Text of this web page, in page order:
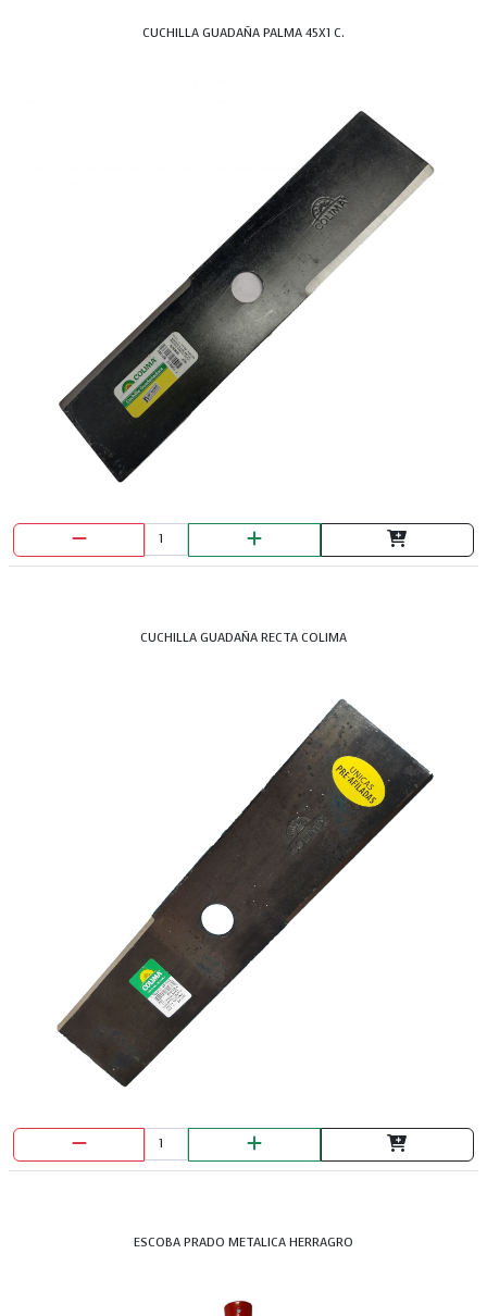
CUCHILLA GUADAÑA PALMA 45X1 C.
CUCHILLA GUADAÑA RECTA COLIMA
ESCOBA PRADO METALICA HERRAGRO